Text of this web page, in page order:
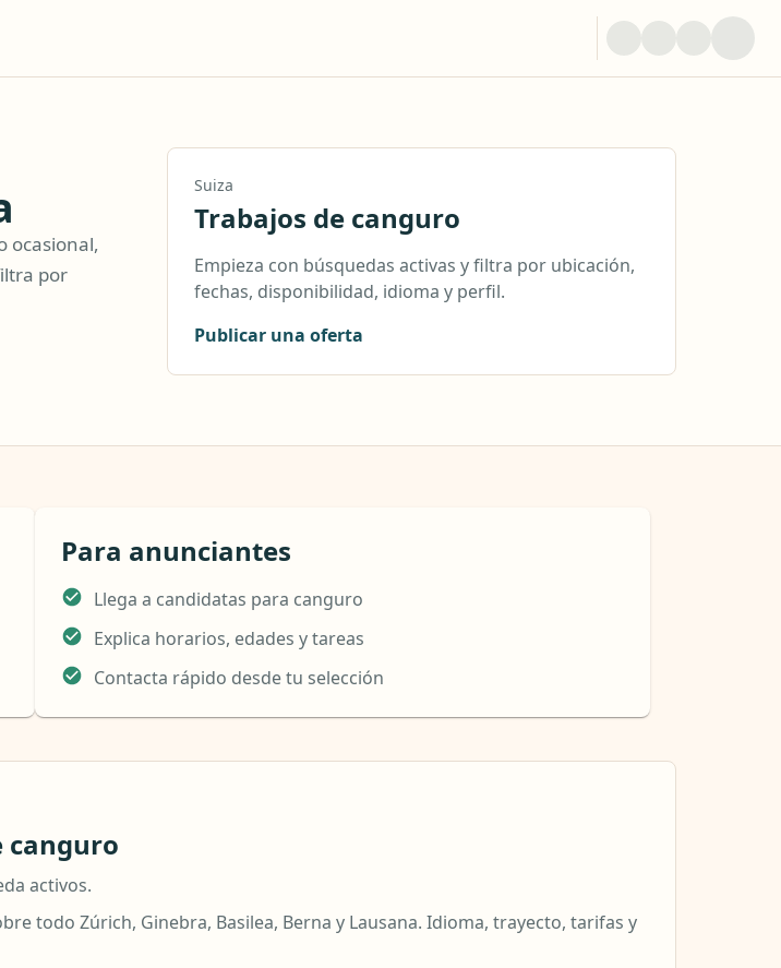
ocasional,
por
Suiza
Trabajos de canguro
Empieza con búsquedas activas y filtra por ubicación,
fechas, disponibilidad, idioma y perfil.
Publicar una oferta
Para anunciantes
Llega a candidatas para canguro
Explica horarios, edades y tareas
Contacta rápido desde tu selección
canguro
activos.
todo Zúrich, Ginebra, Basilea, Berna y Lausana. Idioma, trayecto, tarifas y